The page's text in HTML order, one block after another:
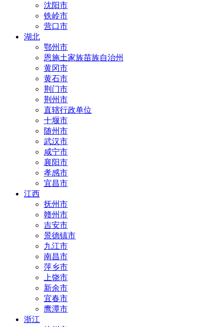
沈阳市
铁岭市
营口市
湖北
鄂州市
恩施土家族苗族自治州
黄冈市
黄石市
荆门市
荆州市
直辖行政单位
十堰市
随州市
武汉市
咸宁市
襄阳市
孝感市
宜昌市
江西
抚州市
赣州市
吉安市
景德镇市
九江市
南昌市
萍乡市
上饶市
新余市
宜春市
鹰潭市
浙江